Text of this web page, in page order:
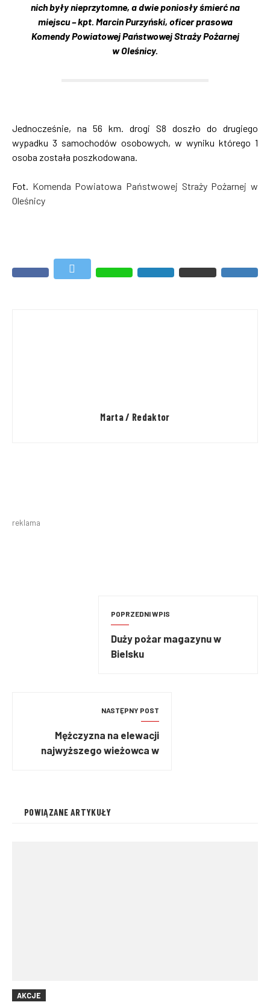
nich były nieprzytomne, a dwie poniosły śmierć na
miejscu – kpt. Marcin Purzyński, oficer prasowa
Komendy Powiatowej Państwowej Straży Pożarnej
w Oleśnicy.
Jednocześnie, na 56 km. drogi S8 doszło do drugiego
wypadku 3 samochodów osobowych, w wyniku którego 1
osoba została poszkodowana.
Fot. Komenda Powiatowa Państwowej Straży Pożarnej w
Oleśnicy
Marta / Redaktor
reklama
POPRZEDNI WPIS
Duży pożar magazynu w
Bielsku
NASTĘPNY POST
Mężczyzna na elewacji
najwyższego wieżowca w
POWIĄZANE ARTYKUŁY
AKCJE